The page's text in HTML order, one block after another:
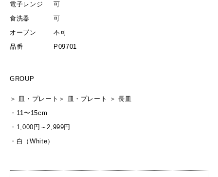
電子レンジ
可
食洗器
可
オーブン
不可
品番
P09701
GROUP
＞ 皿・プレート ＞ 皿・プレート ＞長皿
・ 11〜15cm
・ 1,000円～2,999円
・ 白（White）